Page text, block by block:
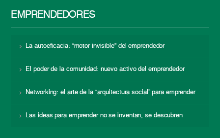
EMPRENDEDORES
La autoeficacia: “motor invisible” del emprendedor
El poder de la comunidad: nuevo activo del emprendedor
Networking: el arte de la “arquitectura social” para emprender
Las ideas para emprender no se inventan, se descubren